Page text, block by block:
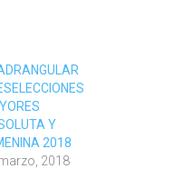
Y
2018
2018